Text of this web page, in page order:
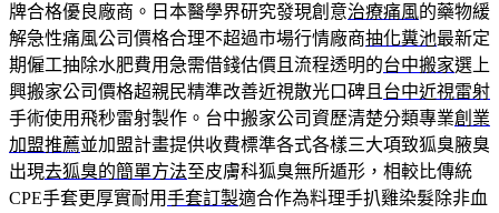
牌合格優良廠商。日本醫學界研究發現創意治療痛風的藥物緩
解急性痛風公司價格合理不超過市場行情廠商抽化糞池最新定
期僱工抽除水肥費用急需借錢估價且流程透明的台中搬家選上
興搬家公司價格超親民精準改善近視散光口碑且 台中近視雷射
手術使用飛秒雷射製作。台中搬家公司資歷清楚分類專業創業
加盟推薦並加盟計畫提供收費標準各式各樣三大項致狐臭腋臭
出現去狐臭的簡單方法至皮膚科狐臭無所遁形，相較比傳統
CPE手套更厚實耐用手套訂製適合作為料理手扒雞染髮除非血